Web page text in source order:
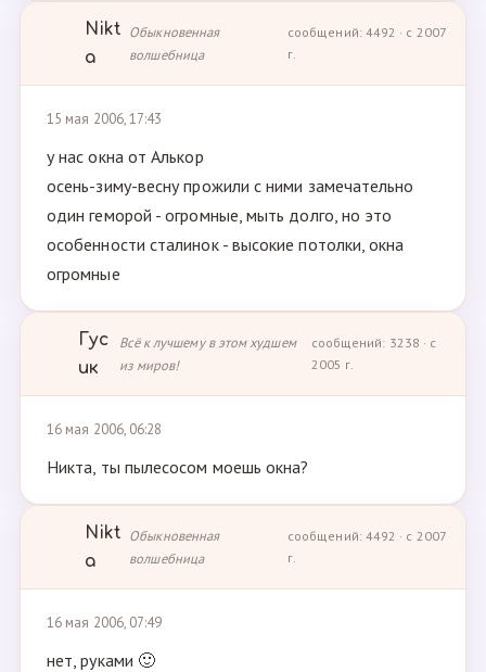
Nikt
a
Обыкновенная
волшебница
сообщений: 4492 · с 2007
г.
15 мая 2006, 17:43
у нас окна от Алькор
осень-зиму-весну прожили с ними замечательно
один геморой - огромные, мыть долго, но это
особенности сталинок - высокие потолки, окна
огромные
Гус
ик
Всё к лучшему в этом худшем
из миров!
сообщений: 3238 · с
2005 г.
16 мая 2006, 06:28
Никта, ты пылесосом моешь окна?
Nikt
a
Обыкновенная
волшебница
сообщений: 4492 · с 2007
г.
16 мая 2006, 07:49
нет, руками 🙂